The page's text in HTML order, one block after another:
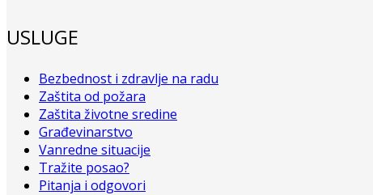
USLUGE
Bezbednost i zdravlje na radu
Zaštita od požara
Zaštita životne sredine
Građevinarstvo
Vanredne situacije
Tražite posao?
Pitanja i odgovori